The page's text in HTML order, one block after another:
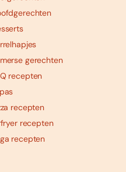
gerechten
recepten
recepten
recepten
recepten